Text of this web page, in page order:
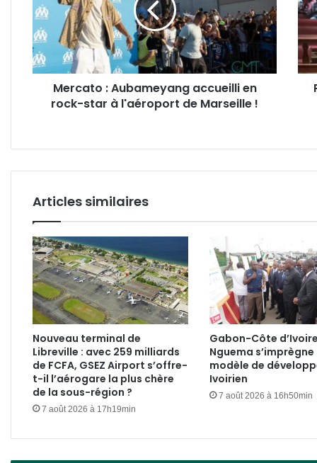
en
rock-
star
à
l'aéroport
Marseille
Mercato : Aubameyang accueilli en
rock-star à l'aéroport de Marseille !
ans
de
pour
un
père
de
et
Articles similaires
Nouveau terminal de
Libreville : avec 259 milliards
de FCFA, GSEZ Airport s’offre-
t-il l’aérogare la plus chère
de la sous-région ?
7 août 2026 à 17h19min
Gabon-Côte
Nguema s’imprègne
modèle de
Ivoirien
7 août 2026 à 16h50min